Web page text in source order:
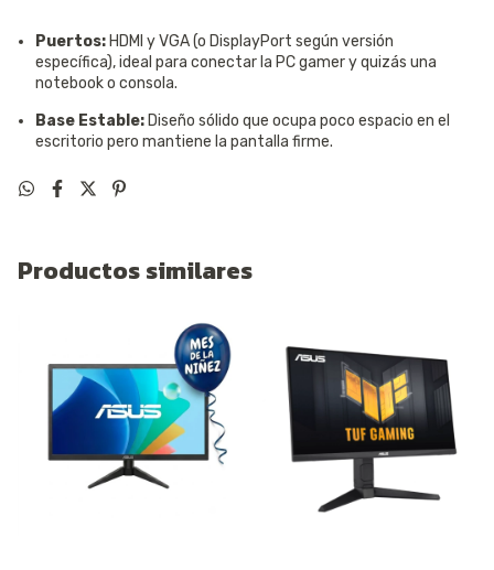
Puertos: HDMI y VGA (o DisplayPort según versión
específica), ideal para conectar la PC gamer y quizás una
notebook o consola.
Base Estable: Diseño sólido que ocupa poco espacio en el
escritorio pero mantiene la pantalla firme.
Productos similares